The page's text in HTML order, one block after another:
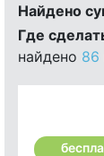
Найдено
Где
найдено 86